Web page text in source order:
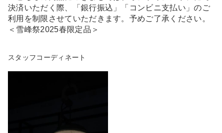
決済いただく際、「銀行振込」「コンビニ支払い」のご
利用を制限させていただきます。予めご了承ください。
＜雪峰祭2025春限定品＞
スタッフコーディネート